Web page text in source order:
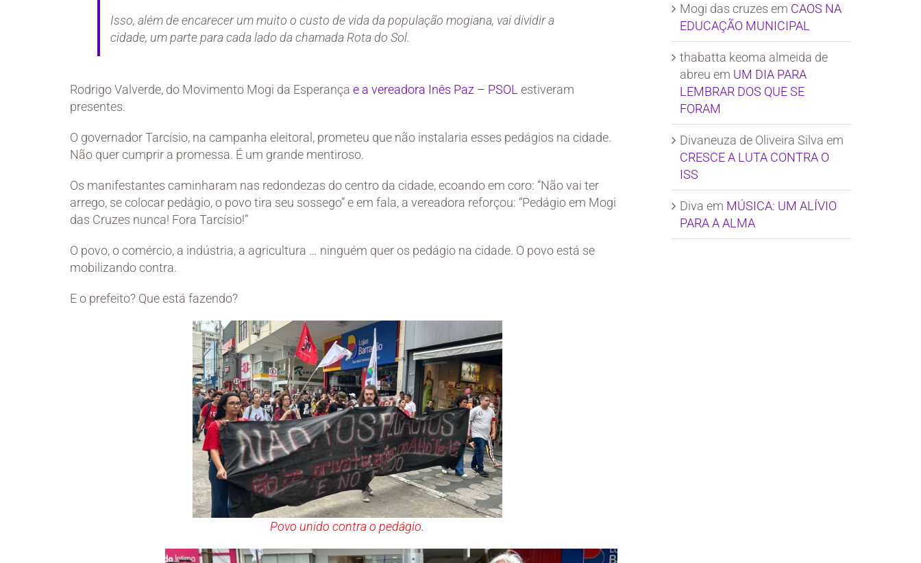
Isso, além de encarecer um muito o custo de vida da população mogiana, vai dividir a
cidade, um parte para cada lado da chamada Rota do Sol.
Rodrigo Valverde, do Movimento Mogi da Esperança e a vereadora Inês Paz – PSOL estiveram
presentes.
O governador Tarcísio, na campanha eleitoral, prometeu que não instalaria esses pedágios na cidade.
Não quer cumprir a promessa. É um grande mentiroso.
Os manifestantes caminharam nas redondezas do centro da cidade, ecoando em coro: “Não vai ter
arrego, se colocar pedágio, o povo tira seu sossego” e em fala, a vereadora reforçou: “Pedágio em Mogi
das Cruzes nunca! Fora Tarcísio!”
O povo, o comércio, a indústria, a agricultura … ninguém quer os pedágio na cidade. O povo está se
mobilizando contra.
E o prefeito? Que está fazendo?
Povo unido contra o pedágio.
Mogi das cruzes em CAOS NA
EDUCAÇÃO MUNICIPAL
thabatta keoma almeida de
abreu em UM DIA PARA
LEMBRAR DOS QUE SE
FORAM
Divaneuza de Oliveira Silva em
CRESCE A LUTA CONTRA O
ISS
Diva em MÚSICA: UM ALÍVIO
PARA A ALMA